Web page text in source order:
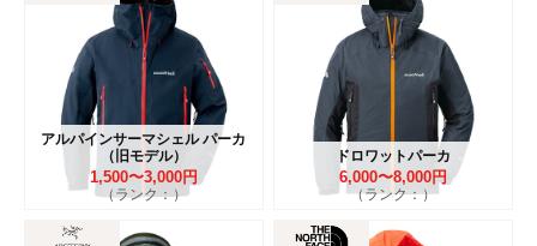
アルパインサーマシェル パーカ
（旧モデル）
1,500〜3,000円
（ランク：）
ドロワットパーカ
6,000〜8,000円
（ランク：）